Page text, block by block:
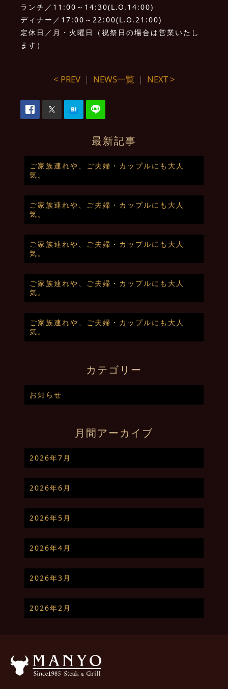
ランチ／11:00～14:30(L.O.14:00)
ディナー／17:00～22:00(L.O.21:00)
定休日／月・火曜日（祝祭日の場合は営業いたし
ます）
< PREV｜ NEWS一覧 ｜ NEXT >
最新記事
ご家族連れや、ご夫婦・カップルにも大人
気。
ご家族連れや、ご夫婦・カップルにも大人
気。
ご家族連れや、ご夫婦・カップルにも大人
気。
ご家族連れや、ご夫婦・カップルにも大人
気。
ご家族連れや、ご夫婦・カップルにも大人
気。
カテゴリー
お知らせ
月間アーカイブ
2026年7月
2026年6月
2026年5月
2026年4月
2026年3月
2026年2月